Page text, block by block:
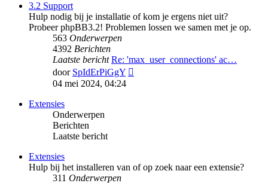
3.2 Support
Hulp nodig bij je installatie of kom je ergens niet uit?
Probeer phpBB3.2! Problemen lossen we samen met je op.
563 Onderwerpen
4392 Berichten
Laatste bericht Re: 'max_user_connections' ac…
door SpIdErPiGgY
04 mei 2024, 04:24
Extensies
Onderwerpen
Berichten
Laatste bericht
Extensies
Hulp bij het installeren van of op zoek naar een extensie?
311 Onderwerpen